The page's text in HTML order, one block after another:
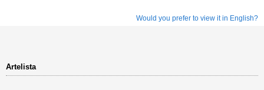
Would you prefer to view it in English?
Artelista